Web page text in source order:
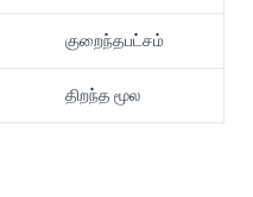
குறைந்தபட்சம்
திறந்த மூல